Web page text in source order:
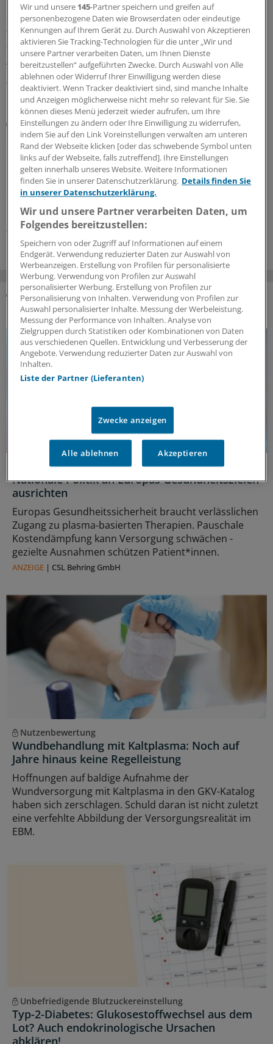
Keinen Anhaltspunkt für einen quantifizierbaren
Zusatznutzen des neu zugelassenen Antidiabetikums
Teplizumab hat der Gemeinsame Bundesausschuss
festgestellt. Für die Bewertung war beobachtendes
Abwarten vorgegeben worden.
06.08.2026
Beitragssatzstabilisierungsgesetz
GKV-Spargesetz tritt in Kraft: Welche Neuerungen
sofort greifen
Das umstrittene GKV-Spargesetz ist in Kraft getreten.
Das bedeutet auch, dass schon jetzt einige Regelungen
der Arzneitherapie gelten – unter anderem das Aus der
Homöopathie auf Kosten der GKV.
03.08.2026
DAS KÖNNTE SIE AUCH INTERESSIEREN
Politische Perspektive
Nationale Politik an Europas Gesundheitszielen
ausrichten
Europas Gesundheitssicherheit braucht verlässlichen
Zugang zu plasma‑basierten Therapien. Pauschale
Kostendämpfung kann Versorgung schwächen -
gezielte Ausnahmen schützen Patient*innen.
ANZEIGE | CSL Behring GmbH
Nutzenbewertung
Wundbehandlung mit Kaltplasma: Noch auf
Jahre hinaus keine Regelleistung
Hoffnungen auf baldige Aufnahme der
Wundversorgung mit Kaltplasma in den GKV-Katalog
haben sich zerschlagen. Schuld daran ist nicht zuletzt
eine verfehlte Abbildung der Versorgungsrealität im
EBM.
Unbefriedigende Blutzuckereinstellung
Typ-2-Diabetes: Glukosestoffwechsel aus dem
Lot? Auch endokrinologische Ursachen
abklären!
Wir und unsere 145-Partner speichern und greifen auf
personenbezogene Daten wie Browserdaten oder eindeutige
Kennungen auf Ihrem Gerät zu. Durch Auswahl von Akzeptieren
aktivieren Sie Tracking-Technologien für die unter „Wir und
unsere Partner verarbeiten Daten, um Ihnen Dienste
bereitzustellen“ aufgeführten Zwecke. Durch Auswahl von Alle
ablehnen oder Widerruf Ihrer Einwilligung werden diese
deaktiviert. Wenn Tracker deaktiviert sind, sind manche Inhalte
und Anzeigen möglicherweise nicht mehr so relevant für Sie. Sie
können dieses Menü jederzeit wieder aufrufen, um Ihre
Einstellungen zu ändern oder Ihre Einwilligung zu widerrufen,
indem Sie auf den Link Voreinstellungen verwalten am unteren
Rand der Webseite klicken [oder das schwebende Symbol unten
links auf der Webseite, falls zutreffend]. Ihre Einstellungen
gelten innerhalb unseres Website. Weitere Informationen
finden Sie in unserer Datenschutzerklärung. Details finden Sie
in unserer Datenschutzerklärung.
Wir und unsere Partner verarbeiten Daten, um
Folgendes bereitzustellen:
Speichern von oder Zugriff auf Informationen auf einem
Endgerät. Verwendung reduzierter Daten zur Auswahl von
Werbeanzeigen. Erstellung von Profilen für personalisierte
Werbung. Verwendung von Profilen zur Auswahl
personalisierter Werbung. Erstellung von Profilen zur
Personalisierung von Inhalten. Verwendung von Profilen zur
Auswahl personalisierter Inhalte. Messung der Werbeleistung.
Messung der Performance von Inhalten. Analyse von
Zielgruppen durch Statistiken oder Kombinationen von Daten
aus verschiedenen Quellen. Entwicklung und Verbesserung der
Angebote. Verwendung reduzierter Daten zur Auswahl von
Inhalten.
Liste der Partner (Lieferanten)
Zwecke anzeigen
Alle ablehnen Akzeptieren